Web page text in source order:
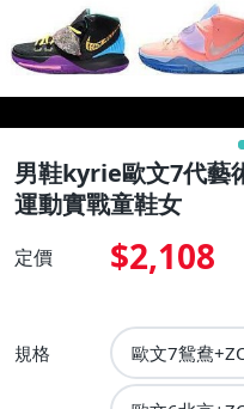
男鞋kyrie歐文7代藝
運動實戰童鞋女
定價 $2,108
規格 歐文7鴛鴦